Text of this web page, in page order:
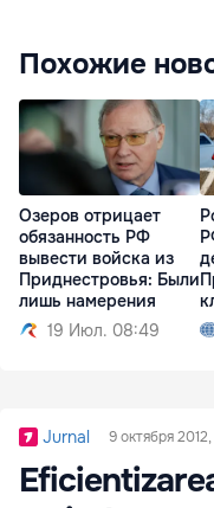
Похожие
Озеров отрицает
обязанность РФ
вывести войска из
Приднестровья: Были
лишь намерения
19 Июл. 08:49
Jurnal 9 октября